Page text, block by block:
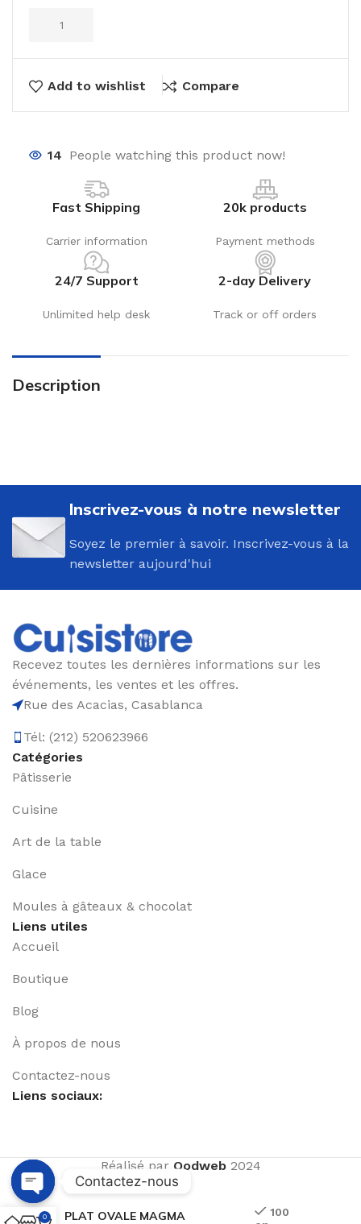
Add to wishlist Compare
14 People watching this product now!
Fast Shipping
Carrier information
20k products
Payment methods
24/7 Support
Unlimited help desk
2-day Delivery
Track or off orders
Description
Inscrivez-vous à notre newsletter
Soyez le premier à savoir. Inscrivez-vous à la
newsletter aujourd'hui
Recevez toutes les dernières informations sur les
événements, les ventes et les offres.
Rue des Acacias, Casablanca
Tél: (212) 520623966
Catégories
Pâtisserie
Cuisine
Art de la table
Glace
Moules à gâteaux & chocolat
Liens utiles
Accueil
Boutique
Blog
À propos de nous
Contactez-nous
Liens sociaux:
Réalisé par Qodweb2024
PLAT OVALE MAGMA
100
0
Contactez-nous
Open